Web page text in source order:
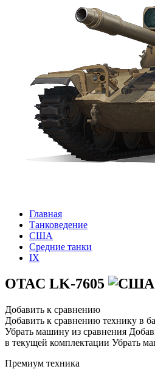
Главная
Танковедение
США
Средние танки
IX
OTAC LK-7605
Добавить к сравнению
Добавить к сравнению технику в
Убрать машину из сравнения
в текущей комплектации Убрать
Премиум техника